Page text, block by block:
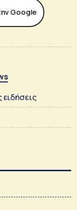
Google
ειδήσεις